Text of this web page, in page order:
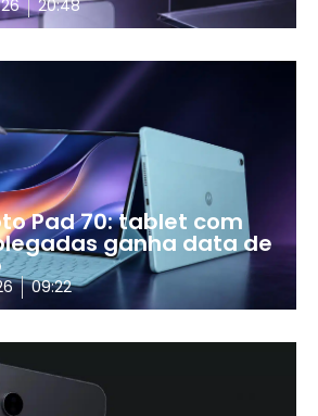
20:48
Pad 70: tablet com
ganha data de
09:22